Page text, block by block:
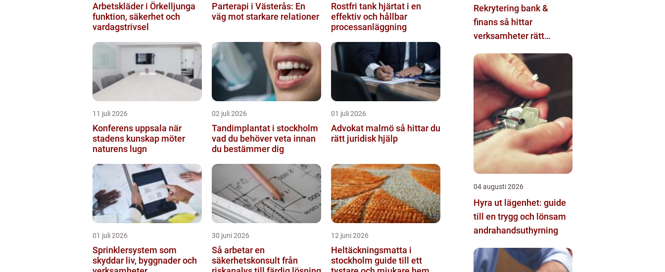
Arbetskläder i Örkelljunga
funktion, säkerhet och
vardagstrivsel
Parterapi i Västerås: En
väg mot starkare relationer
Rostfri tank hjärtat i en
effektiv och hållbar
processanläggning
11 juli 2026
Konferens uppsala när
stadens kunskap möter
naturens lugn
02 juli 2026
Tandimplantat i stockholm
vad du behöver veta innan
du bestämmer dig
01 juli 2026
Advokat malmö så hittar du
rätt juridisk hjälp
01 juli 2026
Sprinklersystem som
skyddar liv, byggnader och
30 juni 2026
Så arbetar en
säkerhetskonsult från
12 juni 2026
Heltäckningsmatta i
stockholm guide till ett
Rekrytering bank &
finans så hittar
verksamheter rätt
värld
04 augusti 2026
Hyra ut lägenhet: guide
till en trygg och lönsam
andrahandsuthyrning